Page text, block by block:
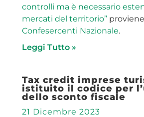
controlli ma è necessario
mercati del territorio”
Confesercenti Nazionale.
Leggi Tutto »
Tax credit imprese
istituito il codice per
dello sconto fiscale
21 Dicembre 2023